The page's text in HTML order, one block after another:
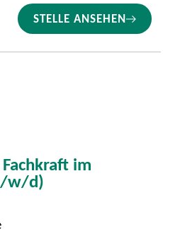
STELLE ANSEHEN
im
w/d)